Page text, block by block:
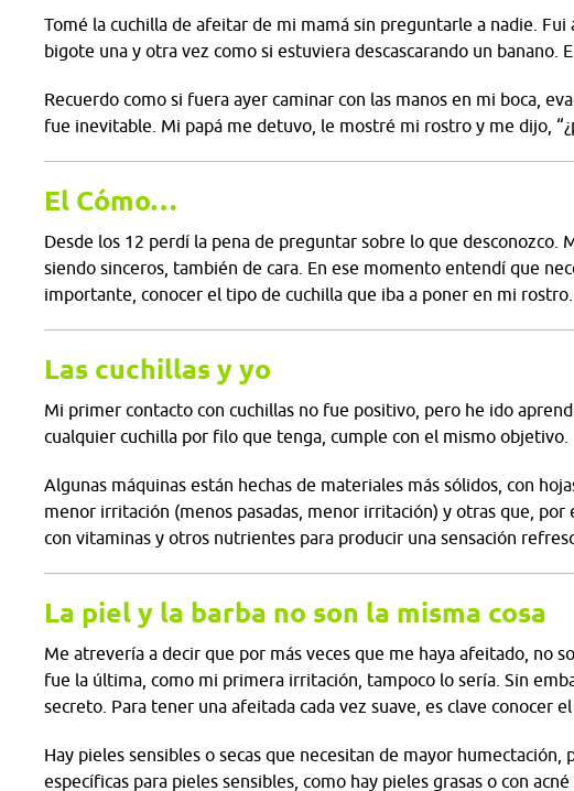
Tomé la cuchilla de afeitar de mi mamá sin preguntarle a nadie.
bigote una y otra vez como si estuviera descascarando un banano.
Recuerdo como si fuera ayer caminar con las manos en mi boca,
fue inevitable. Mi papá me detuvo, le mostré mi rostro y me dijo,
El Cómo…
Desde los 12 perdí la pena de preguntar sobre lo que desconozco.
siendo sinceros, también de cara. En ese momento entendí que
importante, conocer el tipo de cuchilla que iba a poner en mi rostro.
Las cuchillas y yo
Mi primer contacto con cuchillas no fue positivo, pero he ido
cualquier cuchilla por filo que tenga, cumple con el mismo objetivo.
Algunas máquinas están hechas de materiales más sólidos, con
menor irritación (menos pasadas menor irritación) y otras que, por
con vitaminas y otros nutrientes para producir una sensación
La piel y la barba no son la misma cosa
Me atrevería a decir que por más veces que me haya afeitado, no
fue la última, como mi primera irritación, tampoco lo sería. Sin
secreto. Para tener una afeitada cada vez suave, es clave conocer
Hay pieles sensibles o secas que necesitan de mayor
específicas para pieles sensibles, como hay pieles grasas o con